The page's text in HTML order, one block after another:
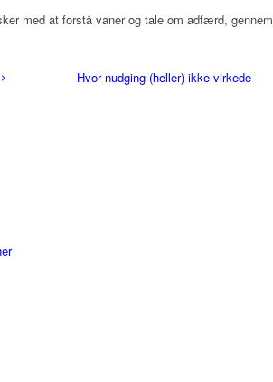
med at forstå vaner og tale om adfærd, gennem
Hvor nudging (heller) ikke virkede